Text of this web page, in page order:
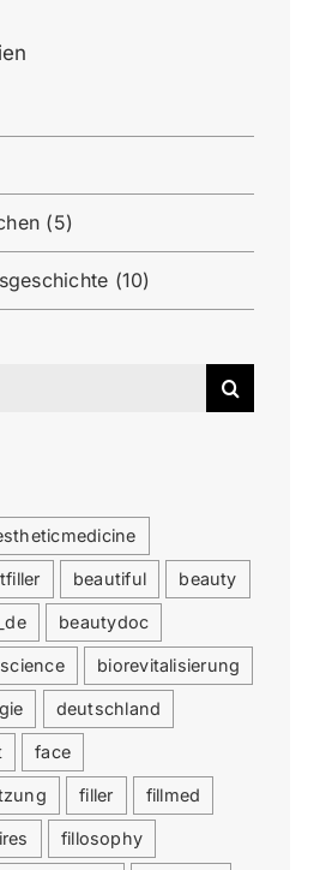
(5)
(10)
beautiful beauty
beautydoc
biorevitalisierung
deutschland
face
filler fillmed
fillosophy